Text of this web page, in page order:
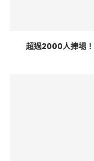
超過2000人捧場